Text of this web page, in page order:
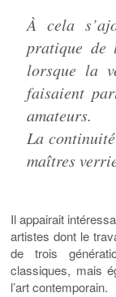
À cela
pratique de
lorsque la
faisaient
amateurs.
La
maîtres
Il appairait
artistes dont le
de trois
classiques, mais
l’art contemporain.